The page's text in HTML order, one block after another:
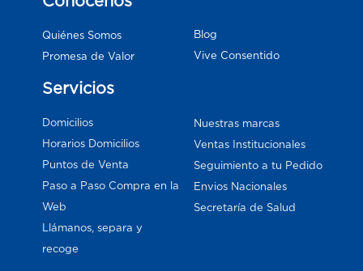
Quiénes Somos
Promesa de Valor
Blog
Vive Consentido
Servicios
Domicilios
Horarios Domicilios
Puntos de Venta
Paso a Paso Compra en la
Web
Llámanos, separa y
recoge
Nuestras marcas
Ventas Institucionales
Seguimiento a tu Pedido
Envios Nacionales
Secretaría de Salud